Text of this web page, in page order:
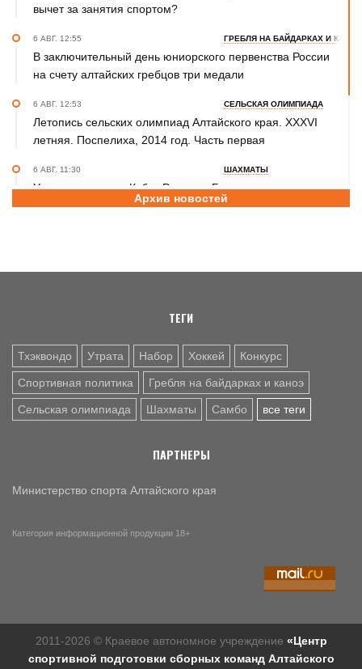
вычет за занятия спортом?
6 АВГ. 12:55 ГРЕБЛЯ НА БАЙДАРКАХ И КАНОЭ
В заключительный день юниорского первенства России
на счету алтайских гребцов три медали
6 АВГ. 12:53 СЕЛЬСКАЯ ОЛИМПИАДА
Летопись сельских олимпиад Алтайского края. XXXVI
летняя. Поспелиха, 2014 год. Часть первая
6 АВГ. 11:30 ШАХМАТЫ
Участники этапов Кубка России в Барнауле преодолели
две трети турнирной дистанции
международного Мемориала Бурдикова
Архив новостей
ТЕГИ
Тхэквондо Утрата Набор Хоккей Конкурс
Спортивная политика Гребля на байдарках и каноэ
Сельская олимпиада Шахматы Самбо все теги
ПАРТНЕРЫ
Министерство спорта Алтайского края
Категория информационной продукции 18+
2011-2026 © Краевое автономное учреждение «Центр
спортивной подготовки сборных команд Алтайского